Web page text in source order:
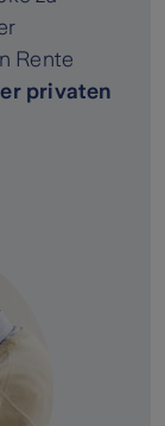
Rente
privaten